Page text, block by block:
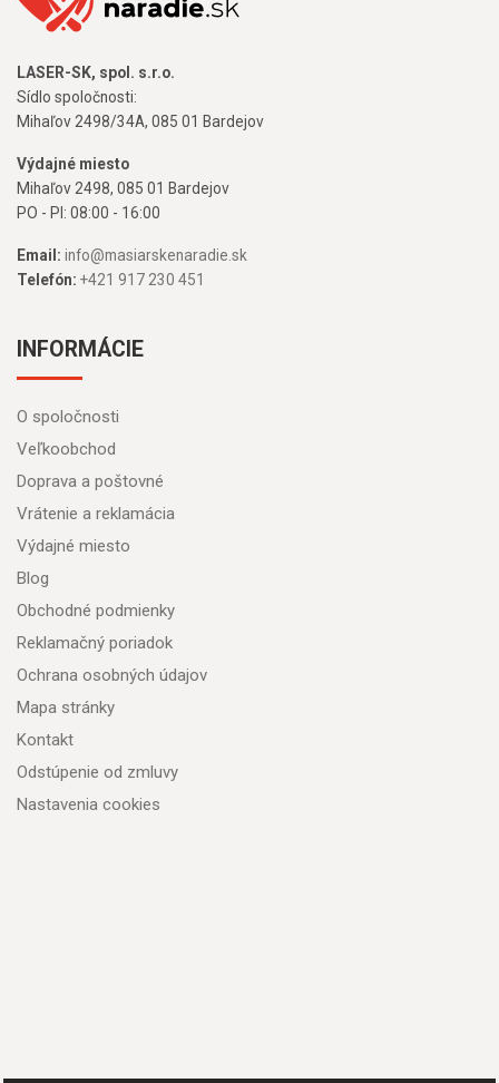
LASER-SK, spol. s.r.o.
Sídlo spoločnosti:
Mihaľov 2498/34A, 085 01 Bardejov
Výdajné miesto
Mihaľov 2498, 085 01 Bardejov
PO - PI: 08:00 - 16:00
Email: info@masiarskenaradie.sk
Telefón: +421 917 230 451
INFORMÁCIE
O spoločnosti
Veľkoobchod
Doprava a poštovné
Vrátenie a reklamácia
Výdajné miesto
Blog
Obchodné podmienky
Reklamačný poriadok
Ochrana osobných údajov
Mapa stránky
Kontakt
Odstúpenie od zmluvy
Nastavenia cookies